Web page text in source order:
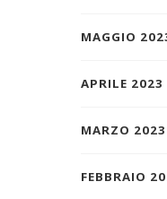
MAGGIO
APRILE 2023
MARZO 2023
FEBBRAIO